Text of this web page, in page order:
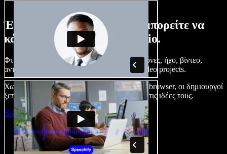
Ένα μικρό δείγμα από όσα μπορείτε να
κάνετε με το Speechify Studio.
Φτιάξτε voice overs, προσθέστε δωρεάν εικόνες, ήχο, βίντεο,
αντιγραφή φωνής – ολοκληρωμένα audio/video projects.
Χωρίς καμπύλη εκμάθησης και με όλα στον browser, οι δημιουργοί
ξεπερνούν τα κλασικά όρια και δίνουν ζωή στις ιδέες τους.
Ξεκινήστε με το Studio